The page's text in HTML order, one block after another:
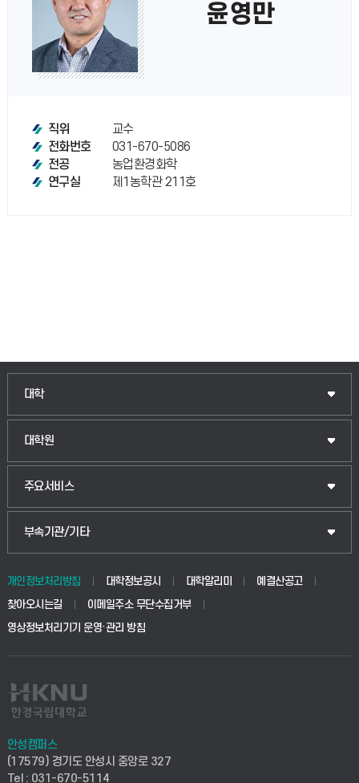
윤영만
직위
교수
전화번호
031-670-5086
전공
농업환경화학
연구실
제1농학관 211호
대학
인문융합공공인재학부
법경영학부
생명공학부
사회안전시스템공학부
컴퓨터응용수학부
대학원
일반대학원
산업대학원
공공정책대학원
교육대학원
주요서비스
입학안내
웹메일
학사시스템(전문학사 및 전공심화)
사이버캠퍼스(전문학사 및 전공심화)
시설바로처리서비스
연구실안전관리시스템
부속기관/기타
중앙도서관
학생생활관(안성)
산학협력단
취업지원센터
개인정보처리방침 대학정보공시 대학알리미
예결산공고
찾아오시는길
이메일주소 무단수집거부
영상정보처리기기 운영·관리 방침
안성캠퍼스
(17579) 경기도 안성시 중앙로 327
Tel : 031-670-5114